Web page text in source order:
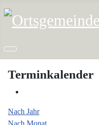
Terminkalender
Nach Jahr
Nach Monat